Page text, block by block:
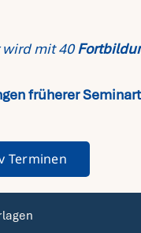
wird mit 40
früherer
Terminen